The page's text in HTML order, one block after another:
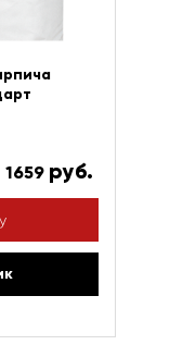
1659 руб.